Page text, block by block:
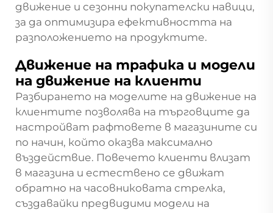
движение и сезонни покупателски навици,
за да оптимизира ефективността на
разположението на продуктите.
Движение на трафика и модели
на движение на клиенти
Разбирането на моделите на движение на
клиентите позволява на търговците да
настройват рафтовете в магазините си
по начин, който оказва максимално
въздействие. Повечето клиенти влизат
в магазина и естествено се движат
обратно на часовниковата стрелка,
създавайки предвидими модели на